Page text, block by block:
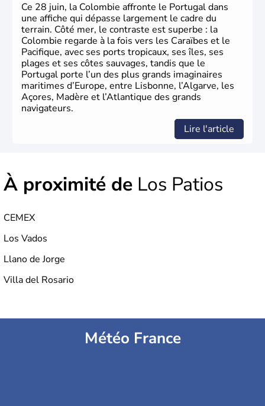
Ce 28 juin, la Colombie affronte le Portugal dans
une affiche qui dépasse largement le cadre du
terrain. Côté mer, le contraste est superbe : la
Colombie regarde à la fois vers les Caraïbes et le
Pacifique, avec ses ports tropicaux, ses îles, ses
plages et ses côtes sauvages, tandis que le
Portugal porte l’un des plus grands imaginaires
maritimes d’Europe, entre Lisbonne, l’Algarve, les
Açores, Madère et l’Atlantique des grands
navigateurs.
Lire l'article
À proximité de Los Patios
CEMEX
Los Vados
Llano de Jorge
Villa del Rosario
Météo France